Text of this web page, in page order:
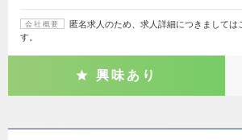
会社概要
匿名求人のため、求人詳細につきましては
す。
興味あり